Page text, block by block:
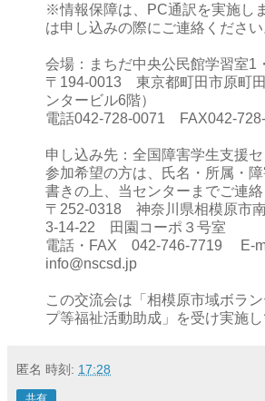
※情報保障は、PC通訳を実施し
は申し込みの際にご連絡ください
会場：まちだ中央公民館学習室1
〒194-0013 東京都町田市原町
ンタービル6階）
電話042-728-0071 FAX042-
申し込み先：全国障害学生支援
参加希望の方は、氏名・所属・
書きの上、当センターまでご連絡
〒252-0318 神奈川県相模原市
3-14-22 田園コーポ３号室
電話・FAX 042-746-7719 E-
info@nscsd.jp
この交流会は「相模原市域ボラ
プ等福祉活動助成」を受け実施し
匿名 時刻: 17:28
共有